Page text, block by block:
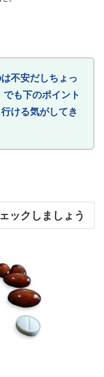
不安だしちょっ
も下のポイント
ける気がしてき
ックしましょう